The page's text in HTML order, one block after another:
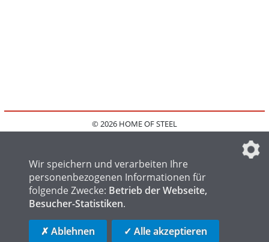
© 2026 HOME OF STEEL
IMPRESSUM
FAQ
DATENSCHUTZEINSTELLUNGEN
HOME OF WELDING
HOME OF LOGISTICS
Wir speichern und verarbeiten Ihre
personenbezogenen Informationen für
folgende Zwecke: Betrieb der Webseite,
Besucher-Statistiken.
✗ Ablehnen ✓ Alle akzeptieren